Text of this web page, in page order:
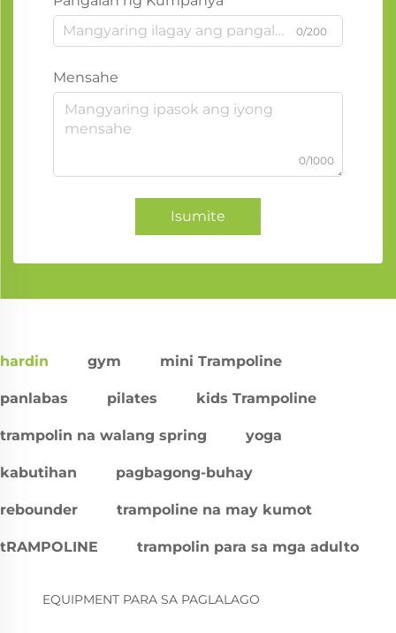
0/200
Mensahe
0/1000
Isumite
hardin gym mini Trampoline
panlabas pilates kids Trampoline
trampolin na walang spring yoga
kabutihan pagbagong-buhay
rebounder trampoline na may kumot
tRAMPOLINE trampolin para sa mga adulto
EQUIPMENT PARA SA PAGLALAGO